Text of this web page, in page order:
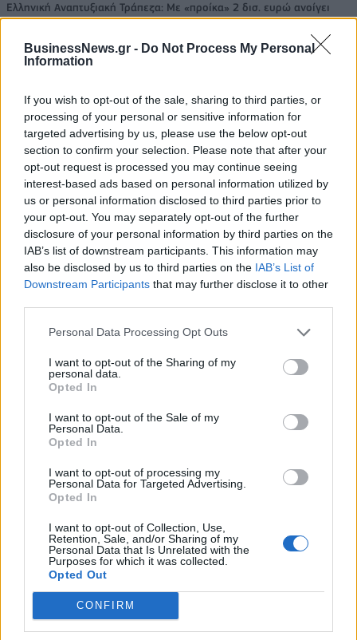
BusinessNews.gr - Do Not Process My Personal
Information
If you wish to opt-out of the sale, sharing to third parties, or
processing of your personal or sensitive information for
targeted advertising by us, please use the below opt-out
section to confirm your selection. Please note that after your
opt-out request is processed you may continue seeing
interest-based ads based on personal information utilized by
us or personal information disclosed to third parties prior to
your opt-out. You may separately opt-out of the further
disclosure of your personal information by third parties on the
IAB’s list of downstream participants. This information may
also be disclosed by us to third parties on the IAB’s List of
Downstream Participants that may further disclose it to other
Personal Data Processing Opt Outs
I want to opt-out of the Sharing of my
personal data.
Opted In
I want to opt-out of the Sale of my
Personal Data.
Opted In
I want to opt-out of processing my
Personal Data for Targeted Advertising.
Opted In
I want to opt-out of Collection, Use,
Retention, Sale, and/or Sharing of my
Personal Data that Is Unrelated with the
Purposes for which it was collected.
Opted Out
CONFIRM
Ελληνική Αναπτυξιακή Τράπεζα: Με «προίκα» 2 δισ. ευρώ ανοίγει
δρόμο για δάνεια έως 5 δισ. σε μικρομεσαίες
Β.Σ. Καρούλιας: Τζίρος 98,7
εκατ. ευρώ και αύξηση κερδών
57% - Τα νέα στοιχήματα σε
low & non alcohol
Deloitte Ελλάδος:
Χρηματοοικονομικός
σύμβουλος της ΔΕΗ για την
είσοδο στην πολωνική αγορά
Η Chery επενδύει 75 εκατ. δολάρια στην KG Mobility
Το FIAT 500 Hybrid τώρα από
Ατρόμητος και Novibet
συνεργασίας τους μέχρι το
2028
18η συνεχόμενη χρονιά για τον ΟΤΕ στη διεθνή σειρά δεικτών
πύλες του σε όλους
ΠΕΡΙΣΣΌΤΕΡΑ ΣΕ ΑΥΤΉ ΤΗΝ ΚΑΤΗΓΟΡΊΑ